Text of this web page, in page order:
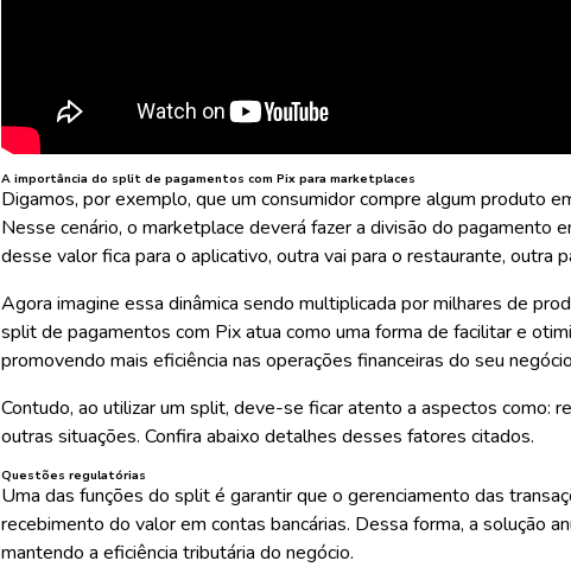
A importância do split de pagamentos com Pix para marketplaces
Digamos, por exemplo, que um consumidor compre algum produto
Nesse cenário, o marketplace deverá fazer a divisão do pagamento
desse valor fica para o aplicativo, outra vai para o restaurante, outra
Agora imagine essa dinâmica sendo multiplicada por milhares de
split de pagamentos com Pix atua como uma forma de facilitar e
promovendo mais eficiência nas operações financeiras do seu
Contudo, ao utilizar um split, deve-se ficar atento a aspectos como:
outras situações. Confira abaixo detalhes desses fatores citados.
Questões regulatórias
Uma das funções do split é garantir que o gerenciamento das
recebimento do valor em contas bancárias. Dessa forma, a solução
mantendo a eficiência tributária do negócio.